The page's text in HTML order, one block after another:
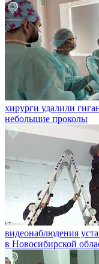
хирурги удалили
небольшие проколы
видеонаблюдения
в Новосибирской